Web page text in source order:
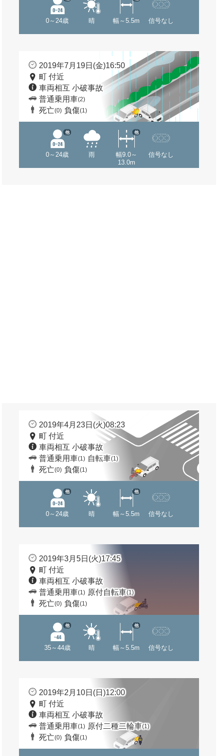
0～24歳 晴 幅～5.5m 信号なし
2019年7月19日(金)16:50
町 付近
車両相互 小破事故
普通乗用車(2)
死亡(0) 負傷(1)
0～24歳
他
雨
幅9.0～
13.0m
他
信号なし
2019年4月23日(火)08:23
町 付近
車両相互 小破事故
普通乗用車(1) 自転車(1)
死亡(0) 負傷(1)
0～24歳
他
晴 幅～5.5m
他
信号なし
2019年3月5日(火)17:45
町 付近
車両相互 小破事故
普通乗用車(1) 原付自転車(1)
死亡(0) 負傷(1)
35～44歳
他
晴 幅～5.5m
他
信号なし
2019年2月10日(日)12:00
町 付近
車両相互 小破事故
普通乗用車(1) 原付二種二輪車(1)
死亡(0) 負傷(1)